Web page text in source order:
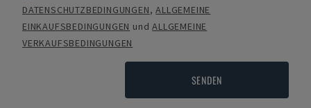
DATENSCHUTZBEDINGUNGEN,ALLGEMEINE
EINKAUFSBEDINGUNGEN undALLGEMEINE
VERKAUFSBEDINGUNGEN
SENDEN